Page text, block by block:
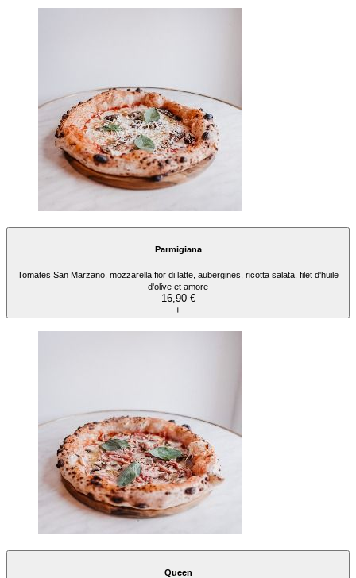
Parmigiana
Tomates San Marzano, mozzarella fior di latte, aubergines, ricotta salata, filet d'huile
d'olive et amore
16,90 €
+
Queen